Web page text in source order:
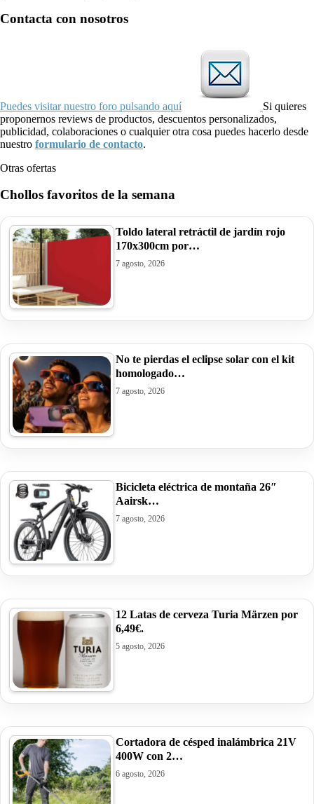
Contacta con nosotros
Puedes visitar nuestro foro pulsando aquí
Si quieres
proponernos reviews de productos, descuentos personalizados,
publicidad, colaboraciones o cualquier otra cosa puedes hacerlo desde
nuestro formulario de contacto.
Otras ofertas
Chollos favoritos de la semana
Toldo lateral retráctil de jardín rojo
170x300cm por…
7 agosto, 2026
No te pierdas el eclipse solar con el kit
homologado…
7 agosto, 2026
Bicicleta eléctrica de montaña 26″
Aairsk…
7 agosto, 2026
12 Latas de cerveza Turia Märzen por
6,49€.
5 agosto, 2026
Cortadora de césped inalámbrica 21V
400W con 2…
6 agosto, 2026